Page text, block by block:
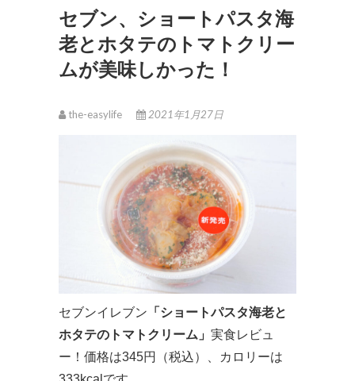
セブン、ショートパスタ海
老とホタテのトマトクリー
ムが美味しかった！
the-easylife 2021年1月27日
セブンイレブン 「ショートパスタ海老と
ホタテのトマトクリーム」 実食レビュ
ー！価格は345円（税込）、カロリーは